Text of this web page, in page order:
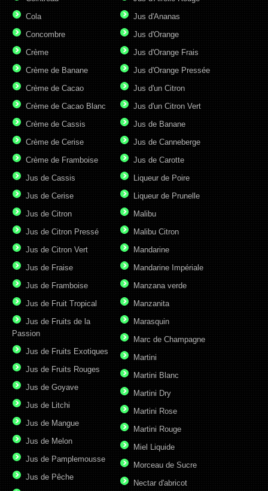
Cola
Concombre
Crème
Crème de Banane
Crème de Cacao
Crème de Cacao Blanc
Crème de Cassis
Crème de Cerise
Crème de Framboise
Jus d'Ananas
Jus d'Orange
Jus d'Orange Frais
Jus d'Orange Pressée
Jus d'un Citron
Jus d'un Citron Vert
Jus de Banane
Jus de Canneberge
Jus de Carotte
Jus de Cassis
Jus de Cerise
Jus de Citron
Jus de Citron Pressé
Jus de Citron Vert
Jus de Fraise
Jus de Framboise
Jus de Fruit Tropical
Jus de Fruits de la
Passion
Jus de Fruits Exotiques
Jus de Fruits Rouges
Jus de Goyave
Jus de Litchi
Jus de Mangue
Jus de Melon
Jus de Pamplemousse
Jus de Pêche
Liqueur de Poire
Liqueur de Prunelle
Malibu
Malibu Citron
Mandarine
Mandarine Impériale
Manzana verde
Manzanita
Marasquin
Marc de Champagne
Martini
Martini Blanc
Martini Dry
Martini Rose
Martini Rouge
Miel Liquide
Morceau de Sucre
Nectar d'abricot